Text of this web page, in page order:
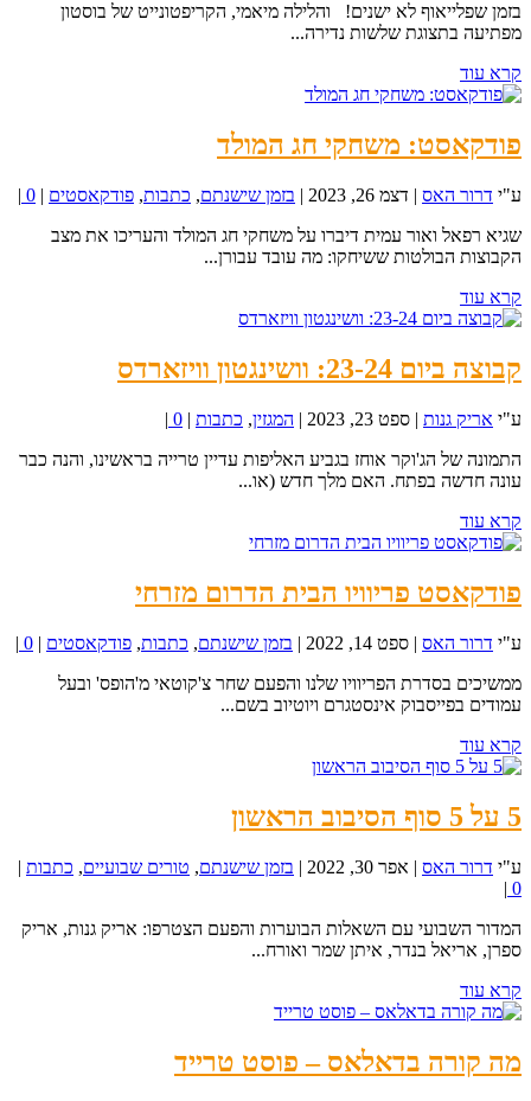
בזמן שפלייאוף לא ישנים! והלילה מיאמי, הקריפטונייט של בוסטון
מפתיעה בתצוגת שלשות נדירה...
קרא עוד
פודקאסט: משחקי חג המולד
ע"י דרור האס | דצמ 26, 2023 | בזמן שישנתם, כתבות, פודקאסטים |
0
|
שגיא רפאל ואור עמית דיברו על משחקי חג המולד והעריכו את מצב
הקבוצות הבולטות ששיחקו: מה עובד עבורן...
קרא עוד
קבוצה ביום 23-24: וושינגטון וויזארדס
ע"י אריק גנות | ספט 23, 2023 | המגזין, כתבות |
0
|
התמונה של הג'וקר אוחז בגביע האליפות עדיין טרייה בראשינו, והנה כבר
עונה חדשה בפתח. האם מלך חדש (או...
קרא עוד
פודקאסט פריוויו הבית הדרום מזרחי
ע"י דרור האס | ספט 14, 2022 | בזמן שישנתם, כתבות, פודקאסטים |
0
|
ממשיכים בסדרת הפריוויו שלנו והפעם שחר צ'קוטאי מ'הופס' ובעל
עמודים בפייסבוק אינסטגרם ויוטיוב בשם...
קרא עוד
5 על 5 סוף הסיבוב הראשון
ע"י דרור האס | אפר 30, 2022 | בזמן שישנתם, טורים שבועיים, כתבות |
0
|
המדור השבועי עם השאלות הבוערות והפעם הצטרפו: אריק גנות, אריק
ספרן, אריאל בנדר, איתן שמר ואורח...
קרא עוד
מה קורה בדאלאס – פוסט טרייד